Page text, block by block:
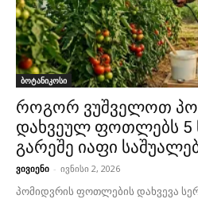
ბოტანიკოსი
როგორ ვუშველოთ
დახვეულ ფოთლებს 5
გარეშე იაფი
ვივიენი - ივნისი 2, 2026
პომიდვრის ფოთლების დახვევა